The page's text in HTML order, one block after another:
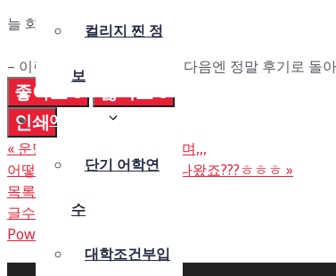
컬리지 찐 정
보
어학연수
단기 어학연
수
대학조건부입
늘 화이팅입니다~ㅎㅎㅎ
– 이런 안부글도.. 괜찮지요? 다음엔 정말 후기로 돌
좋아요0 싫어요0
인쇄
« 운명같은 인연에 감사드리며,,,
어떻게 비자가 이렇게 길게 나왔죠???ㅎㅎㅎ »
목록보기
글수정
글삭제
Powered by KBoard